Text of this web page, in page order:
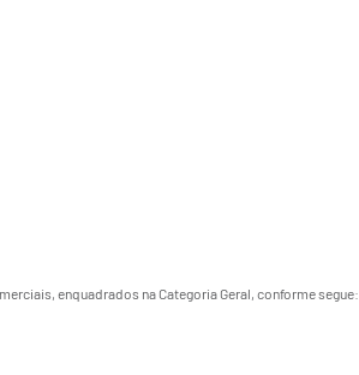
enquadrados na Categoria Geral, conforme segue: